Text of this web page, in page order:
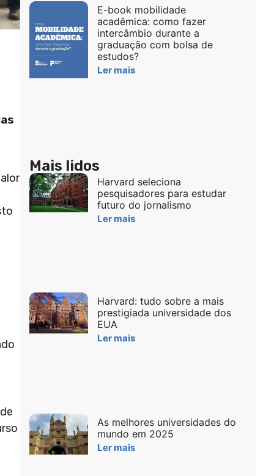
E-book mobilidade
acadêmica: como fazer
intercâmbio durante a
graduação com bolsa de
estudos?
Ler mais
Mais lidos
Harvard seleciona
pesquisadores para estudar
futuro do jornalismo
Ler mais
Harvard: tudo sobre a mais
prestigiada universidade dos
EUA
Ler mais
As melhores universidades do
mundo em 2025
Ler mais